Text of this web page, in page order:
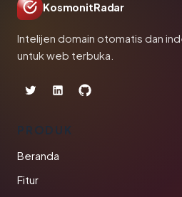
KosmonitRadar
Intelijen domain otomatis dan
untuk web terbuka.
PRODUK
Beranda
Fitur